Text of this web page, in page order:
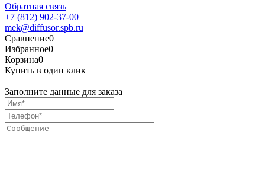
Обратная связь
+7 (812) 902-37-00
mek@diffusor.spb.ru
Сравнение0
Избранное0
Корзина0
Купить в один клик
Заполните данные для заказа